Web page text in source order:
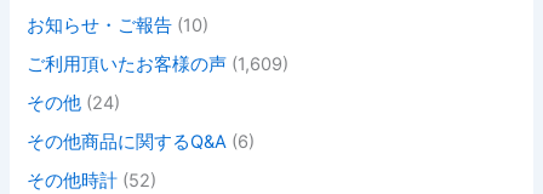
お知らせ・ご報告 (10)
ご利用頂いたお客様の声 (1,609)
その他 (24)
その他商品に関するQ&A (6)
その他時計 (52)